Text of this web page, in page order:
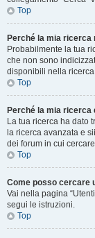
Top
Perché la mia ricerca
Probabilmente la tua
che non sono
disponibili nella
Top
Perché la mia ricerca
La tua ricerca ha dato
la ricerca avanzata e
dei forum in cui
Top
Come posso cercare
Vai nella pagina
segui le istruzioni.
Top